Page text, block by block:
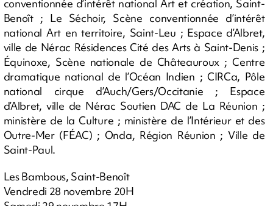
conventionnée d’intérêt national Art et création, Saint-
Benoît ; Le Séchoir, Scène conventionnée d’intérêt
national Art en territoire, Saint-Leu ; Espace d’Albret,
ville de Nérac Résidences Cité des Arts à Saint-Denis ;
Équinoxe, Scène nationale de Châteauroux ; Centre
dramatique national de l’Océan Indien ; CIRCa, Pôle
national cirque d’Auch/Gers/Occitanie ; Espace
d’Albret, ville de Nérac Soutien DAC de La Réunion ;
ministère de la Culture ; ministère de l’Intérieur et des
Outre-Mer (FÉAC) ; Onda, Région Réunion ; Ville de
Saint-Paul.
Les Bambous, Saint-Benoît
Vendredi 28 novembre 20H